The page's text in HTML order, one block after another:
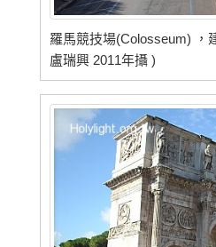
羅馬競技場(Colosseum) ，
盧瑞興 2011年攝 )